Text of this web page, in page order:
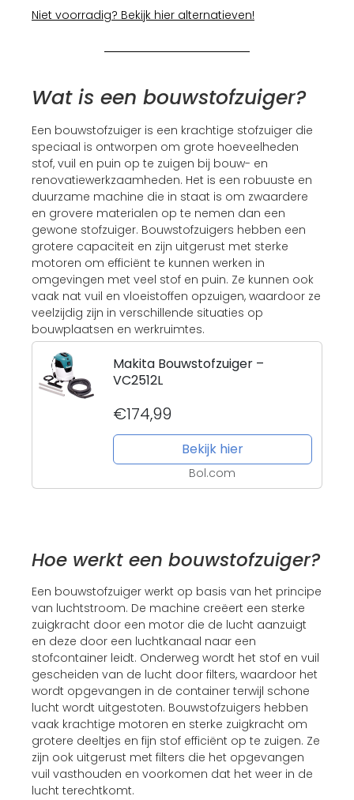
Niet voorradig? Bekijk hier alternatieven!
Wat is een bouwstofzuiger?
Een bouwstofzuiger is een krachtige stofzuiger die
speciaal is ontworpen om grote hoeveelheden
stof, vuil en puin op te zuigen bij bouw- en
renovatiewerkzaamheden. Het is een robuuste en
duurzame machine die in staat is om zwaardere
en grovere materialen op te nemen dan een
gewone stofzuiger. Bouwstofzuigers hebben een
grotere capaciteit en zijn uitgerust met sterke
motoren om efficiënt te kunnen werken in
omgevingen met veel stof en puin. Ze kunnen ook
vaak nat vuil en vloeistoffen opzuigen, waardoor ze
veelzijdig zijn in verschillende situaties op
bouwplaatsen en werkruimtes.
Makita Bouwstofzuiger –
VC2512L
€174,99
Bekijk hier
Bol.com
Hoe werkt een bouwstofzuiger?
Een bouwstofzuiger werkt op basis van het principe
van luchtstroom. De machine creëert een sterke
zuigkracht door een motor die de lucht aanzuigt
en deze door een luchtkanaal naar een
stofcontainer leidt. Onderweg wordt het stof en vuil
gescheiden van de lucht door filters, waardoor het
wordt opgevangen in de container terwijl schone
lucht wordt uitgestoten. Bouwstofzuigers hebben
vaak krachtige motoren en sterke zuigkracht om
grotere deeltjes en fijn stof efficiënt op te zuigen. Ze
zijn ook uitgerust met filters die het opgevangen
vuil vasthouden en voorkomen dat het weer in de
lucht terechtkomt.